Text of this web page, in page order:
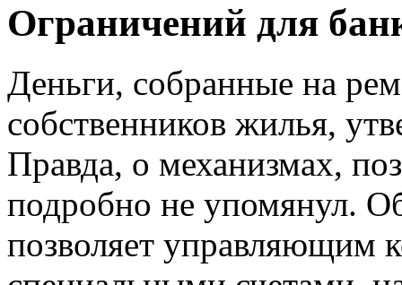
Ограничений для
Деньги, собранные на
собственников жилья,
Правда, о механизмах,
подробно не упомянул.
позволяет управляющим